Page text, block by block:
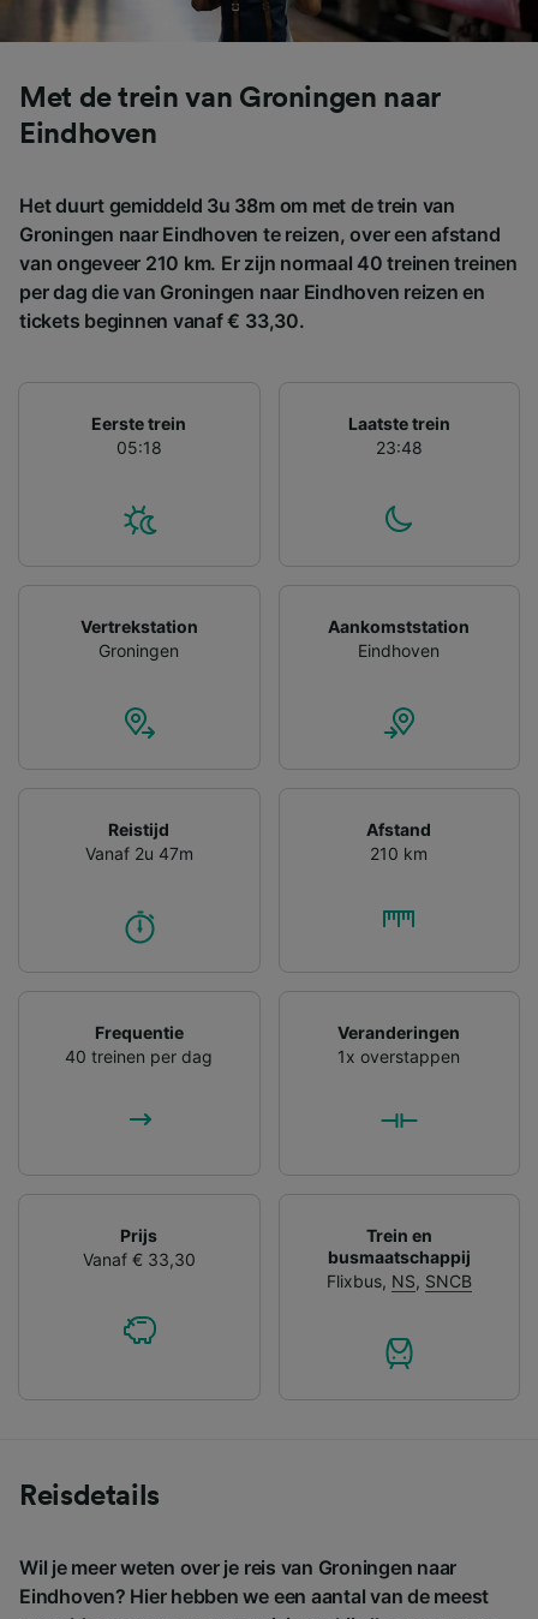
Met de trein van Groningen naar
Eindhoven
Het duurt gemiddeld 3u 38m om met de trein van
Groningen naar Eindhoven te reizen, over een afstand
van ongeveer 210 km. Er zijn normaal 40 treinen treinen
per dag die van Groningen naar Eindhoven reizen en
tickets beginnen vanaf € 33,30.
Eerste trein
05:18
Laatste trein
23:48
Vertrekstation
Groningen
Aankomststation
Eindhoven
Reistijd
Vanaf 2u 47m
Afstand
210 km
Frequentie
40 treinen per dag
Veranderingen
1x overstappen
Prijs
Vanaf € 33,30
Trein en
busmaatschappij
Flixbus, NS, SNCB
Reisdetails
Wil je meer weten over je reis van Groningen naar
Eindhoven? Hier hebben we een aantal van de meest
gevraagd om je niet te volgen.
voor de volgende doeleinden:
Precieze geolocatiegegevens gebruiken. De
apparaatkenmerken actief scannen ter
advertenties en content, advertentie- en
contentmetingen, doelgroepenonderzoek en
ontwikkeling van diensten.
Partnerlijst (derden)